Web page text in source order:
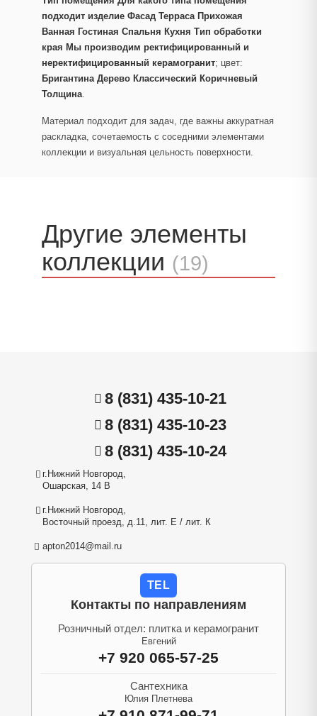
подходит изделие Фасад Терраса Прихожая
Ванная Гостиная Спальня Кухня Тип обработки
края Мы производим ректифицированный и
неректифицированный керамогранит; цвет:
Бригантина Дерево Классический Коричневый
Толщина.
Материал подходит для задач, где важны аккуратная
раскладка, сочетаемость с соседними элементами
коллекции и визуальная цельность поверхности.
Другие элементы
коллекции (19)
8 (831) 435-10-21
8 (831) 435-10-23
8 (831) 435-10-24
г.Нижний Новгород,
Ошарская, 14 В
г.Нижний Новгород,
Восточный проезд, д.11, лит. Е / лит. К
apton2014@mail.ru
TEL
Контакты по направлениям
Розничный отдел: плитка и керамогранит
Евгений
+7 920 065-57-25
Сантехника
Юлия Плетнева